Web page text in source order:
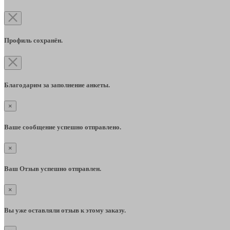
Профиль сохранён.
Благодарим за заполнение анкеты.
×
Ваше сообщение успешно отправлено.
×
Ваш Отзыв успешно отправлен.
×
Вы уже оставляли отзыв к этому заказу.